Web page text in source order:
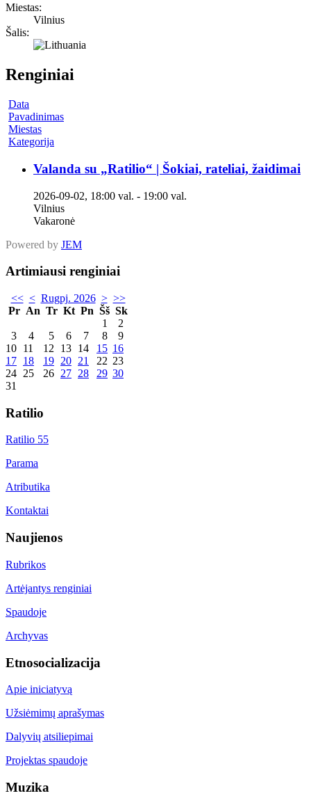
Miestas:
Vilnius
Šalis:
Renginiai
Data
Pavadinimas
Miestas
Kategorija
Valanda su „Ratilio“ | Šokiai, rateliai, žaidimai
2026-09-02, 18:00 val. - 19:00 val.
Vilnius
Vakaronė
Powered by JEM
Artimiausi renginiai
<< < Rugpj. 2026 > >>
Pr An Tr Kt Pn Šš Sk
1
2
3
4 5 6 7 8
9
10 11 12 13 14 15 16
17 18 19 20 21 22 23
24 25 26 27 28 29 30
31
Ratilio
Ratilio 55
Parama
Atributika
Kontaktai
Naujienos
Rubrikos
Artėjantys renginiai
Spaudoje
Archyvas
Etnosocializacija
Apie iniciatyvą
Užsiėmimų aprašymas
Dalyvių atsiliepimai
Projektas spaudoje
Muzika